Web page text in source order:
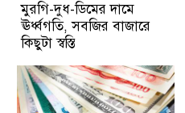
মুরগি-দুধ-ডিমের দামে
ঊর্ধ্বগতি, সবজির বাজারে
কিছুটা স্বস্তি